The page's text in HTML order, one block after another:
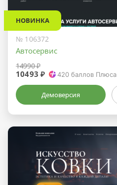
НОВИНКА
№ 106372
Автосервис
14990 ₽
10493 ₽ 420 баллов Плюса
Демоверсия